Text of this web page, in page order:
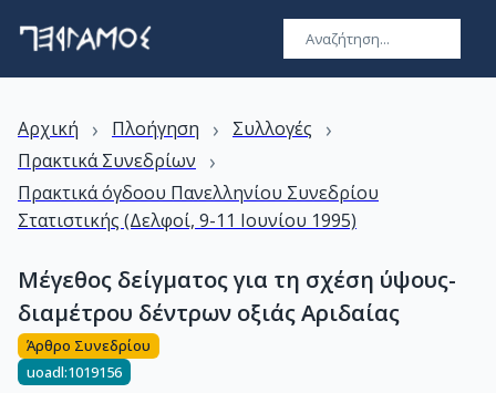
Αρχική › Πλοήγηση › Συλλογές ›
Πρακτικά Συνεδρίων ›
Πρακτικά όγδοου Πανελληνίου Συνεδρίου
Στατιστικής (Δελφοί, 9-11 Ιουνίου 1995)
Μέγεθος δείγματος για τη σχέση ύψους-
διαμέτρου δέντρων οξιάς Αριδαίας
Άρθρο Συνεδρίου
uoadl:1019156